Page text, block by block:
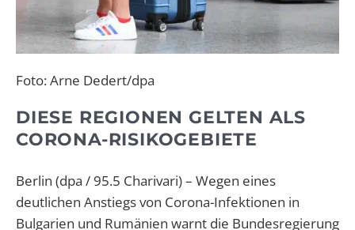
Foto: Arne Dedert/dpa
DIESE REGIONEN GELTEN ALS
CORONA-RISIKOGEBIETE
Berlin (dpa / 95.5 Charivari) – Wegen eines
deutlichen Anstiegs von Corona-Infektionen in
Bulgarien und Rumänien warnt die Bundesregierung